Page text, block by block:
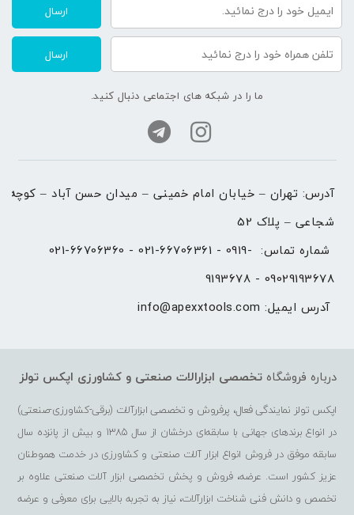
ارسال
ارسال
ما را در شبکه های اجتماعی دنبال کنید.
شجاعی – پلاک 52
شماره تماس: 021-66706360 - 021-66706361 - 0919-
9193678 - 09029193678
آدرس ایمیل: info@apexxtools.com
درباره فروشگاهتخصصی ابزارالات صنعتی و کشاورزی اپکس تولز
اپکس تولز نمایندگی فعال، پرفروش و تخصصی ابزارآلات (برقی-کشاورزی-صنعتی)
در انواع برندهای جهانی با سابقه‌ای درخشان از سال 1385 و بیش از پانزده سال
سابقه موفق در فروش انواع ابزار آلات صنعتی و کشاورزی در خدمت هموطنان
عزیز کشور است. عرضه، فروش و پخش تخصصی ابزار آلات صنعتی علاوه بر
تخصص و دانش فنی شناخت ابزارآلات، نیاز به تجربه بالایی برای معرفی و عرضه